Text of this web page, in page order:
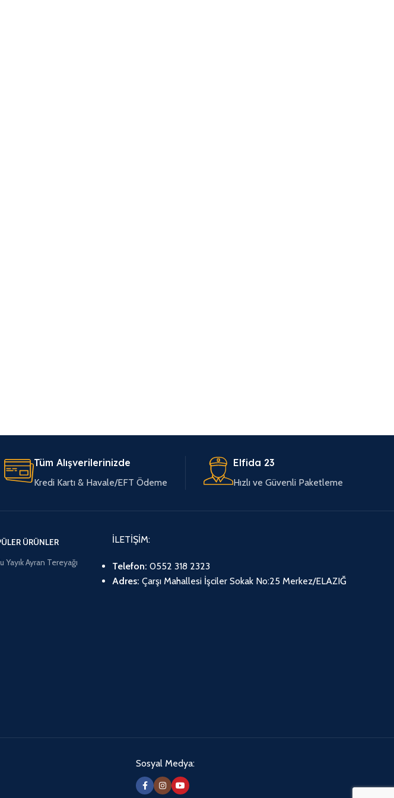
Tüm Alışverilerinizde
Kredi Kartı & Havale/EFT Ödeme
Elfida 23
Hızlı ve Güvenli Paketleme
ÜRÜNLER
Yayık Ayran Tereyağı
İLETİŞİM:
Telefon: 0552 318 2323
Adres: Çarşı Mahallesi İşciler Sokak No:25 Merkez/ELAZIĞ
Sosyal Medya: